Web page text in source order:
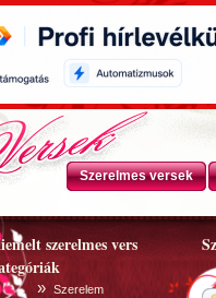
Szerelmes versek
szerelmes vers
» Szerelem